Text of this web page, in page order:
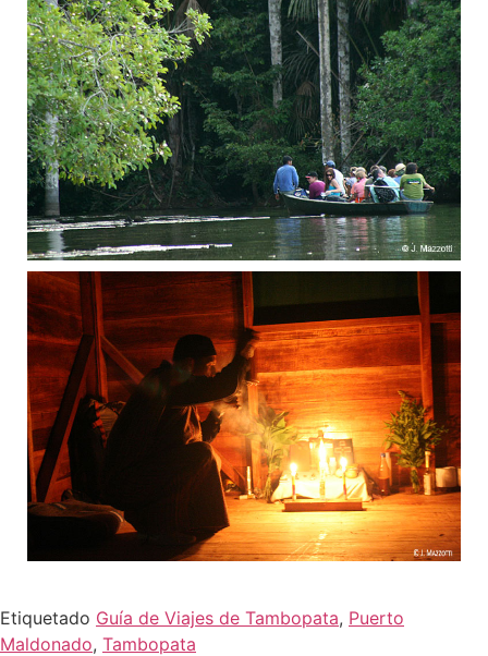
Etiquetado Guía de Viajes de Tambopata, Puerto
Maldonado, Tambopata